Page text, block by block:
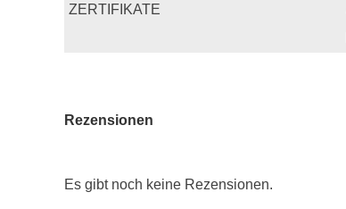
ZERTIFIKATE
Rezensionen
Es gibt noch keine Rezensionen.